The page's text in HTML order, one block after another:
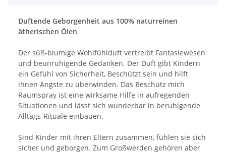
Duftende Geborgenheit aus 100% naturreinen
ätherischen Ölen
Der süß-blumige Wohlfühlduft vertreibt Fantasiewesen
und beunruhigende Gedanken. Der Duft gibt Kindern
ein Gefühl von Sicherheit, Beschützt sein und hilft
ihnen Ängste zu überwinden. Das Beschütz mich
Raumspray ist eine wirksame Hilfe in aufregenden
Situationen und lässt sich wunderbar in beruhigende
Alltags-Rituale einbauen.
Sind Kinder mit ihren Eltern zusammen, fühlen sie sich
sicher und geborgen. Zum Großwerden gehören aber